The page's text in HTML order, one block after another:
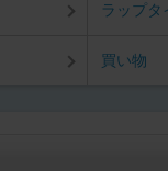
ラップタ
買い物